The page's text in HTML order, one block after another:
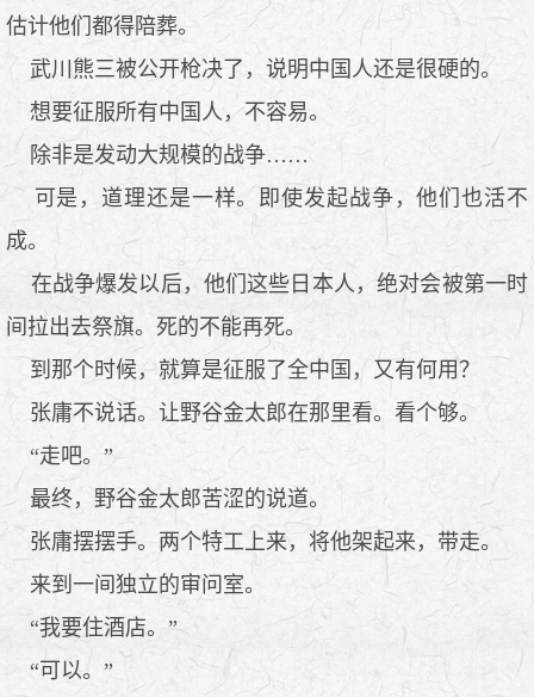
估计他们都得陪葬。
武川熊三被公开枪决了，说明中国人还是很硬的。
想要征服所有中国人，不容易。
除非是发动大规模的战争……
可是，道理还是一样。即使发起战争，他们也活不
成。
在战争爆发以后，他们这些日本人，绝对会被第一时
间拉出去祭旗。死的不能再死。
到那个时候，就算是征服了全中国，又有何用？
张庸不说话。让野谷金太郎在那里看。看个够。
“走吧。”
最终，野谷金太郎苦涩的说道。
张庸摆摆手。两个特工上来，将他架起来，带走。
来到一间独立的审问室。
“我要住酒店。”
“可以。”